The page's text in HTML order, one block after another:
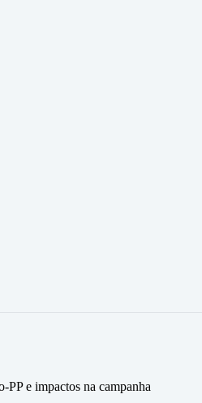
e impactos na campanha